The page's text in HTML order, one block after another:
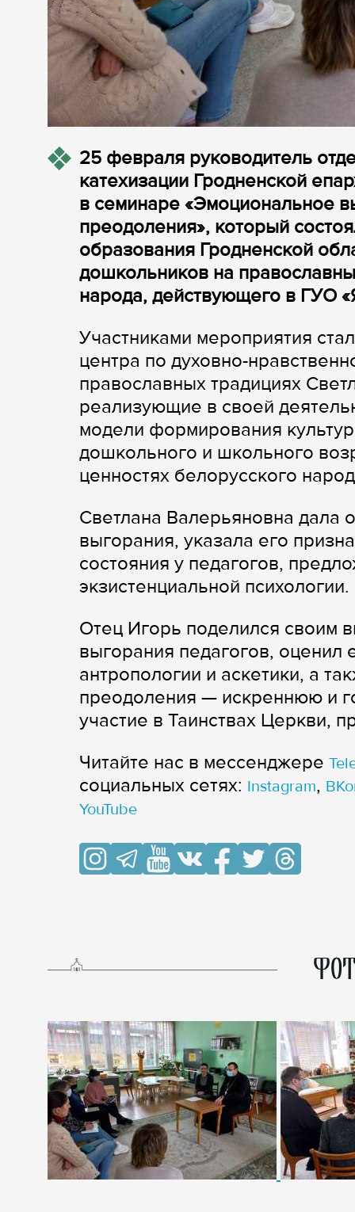
25 февраля руководитель
катехизации Гродненской
в семинаре «Эмоциональное
преодоления», который
образования Гродненской
дошкольников на
народа, действующего в ГУО
Участниками мероприятия
центра по духовно-
православных традициях
реализующие в своей
модели формирования
дошкольного и школьного
ценностях белорусского
Светлана Валерьяновна дала
выгорания, указала его
состояния у педагогов,
экзистенциальной психологии.
Отец Игорь поделился своим
выгорания педагогов, оценил
антропологии и аскетики, а
преодоления — искреннюю и
участие в Таинствах Церкви,
Читайте нас в мессенджере
cоциальных сетях: Instagram,
YouTube